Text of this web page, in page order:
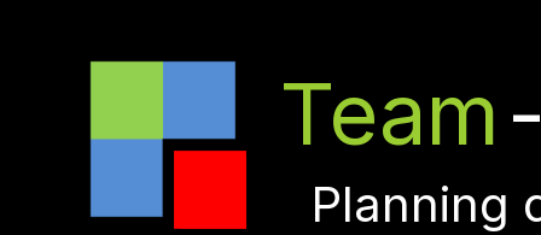
Team
Planning